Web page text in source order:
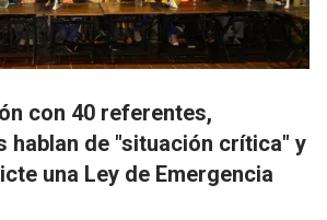
con 40 referentes,
hablan de "situación crítica" y
una Ley de Emergencia